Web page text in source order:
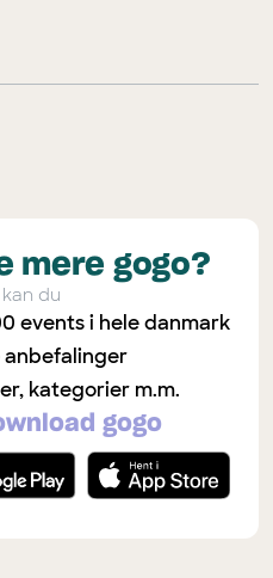
mere gogo?
du
events i hele danmark
anbefalinger
kategorier m.m.
gogo